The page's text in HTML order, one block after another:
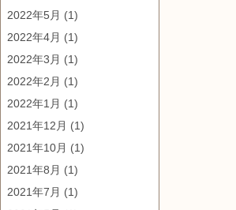
2022年5月 (1)
2022年4月 (1)
2022年3月 (1)
2022年2月 (1)
2022年1月 (1)
2021年12月 (1)
2021年10月 (1)
2021年8月 (1)
2021年7月 (1)